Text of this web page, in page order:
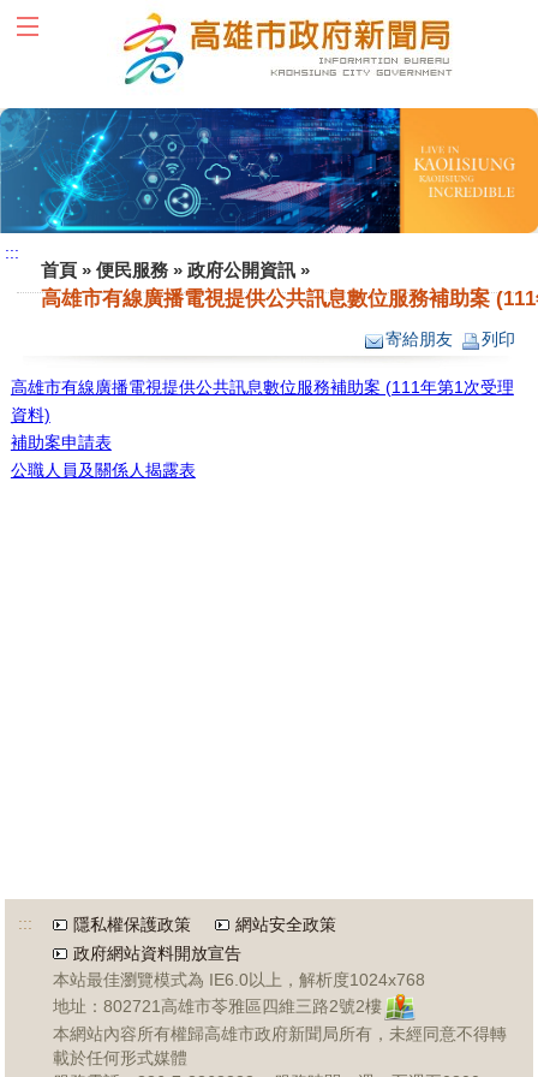
跳到主要內容區塊
:::
:::
首頁» 便民服務» 政府公開資訊»
高雄市有線廣播電視提供公共訊息數位服務補助案
寄給朋友 列印
高雄市有線廣播電視提供公共訊息數位服務補助案 (111年第1次受理
資料)
補助案申請表
公職人員及關係人揭露表
::: 隱私權保護政策
網站安全政策
政府網站資料開放宣告
本站最佳瀏覽模式為 IE6.0以上，解析度1024x768
地址：802721高雄市苓雅區四維三路2號2樓
本網站內容所有權歸高雄市政府新聞局所有，未經同意不得轉
載於任何形式媒體